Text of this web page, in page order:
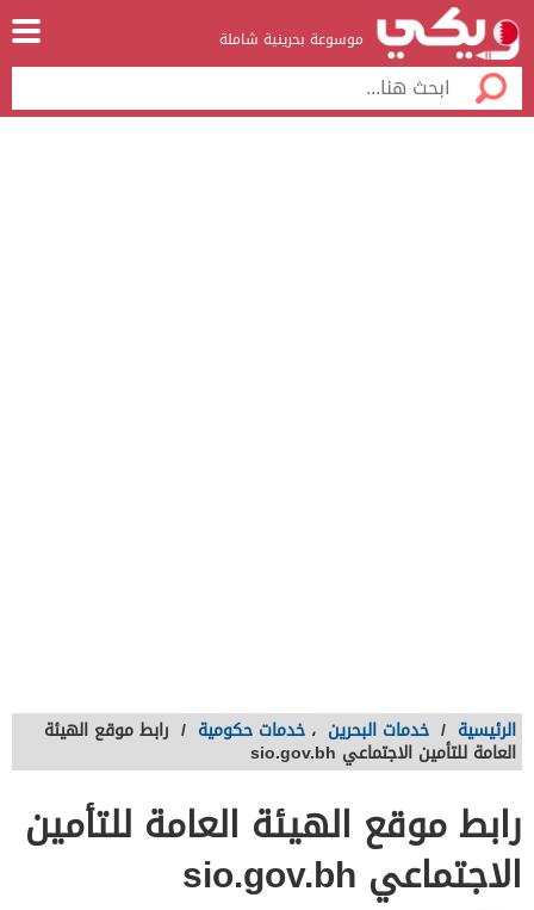
موسوعة بحرينية شاملة
الرئيسية / خدمات البحرين ، خدمات حكومية / رابط موقع الهيئة
العامة للتأمين الاجتماعي sio.gov.bh
رابط موقع الهيئة العامة للتأمين
الاجتماعي sio.gov.bh